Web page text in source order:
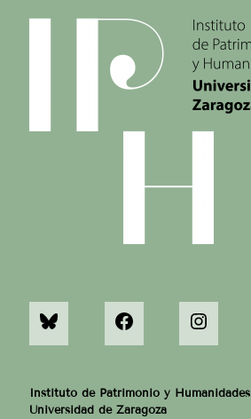
Instituto de Patrimonio y Humanidades
Universidad de Zaragoza